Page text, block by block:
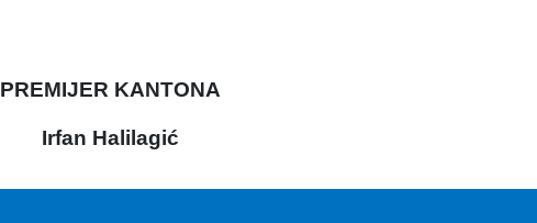
PREMIJER KANTONA
Irfan Halilagić